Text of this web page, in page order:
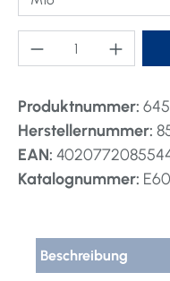
Produkt Anzahl:
Produktnummer:
Herstellernummer:
EAN:
Katalognummer:
Beschreibung